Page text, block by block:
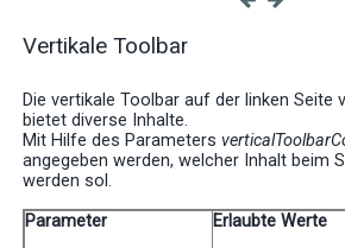
Vertikale Toolbar
Die vertikale Toolbar auf der linken Seite
bietet diverse Inhalte.
Mit Hilfe des Parameters
angegeben werden, welcher Inhalt beim
werden sol.
Parameter
Erlaubte Werte